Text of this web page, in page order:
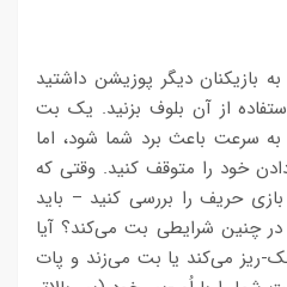
بازیکنان دیگر پوزیشن داشتید
با استفاده از آن بلوف بزنید. یک بت
سرعت باعث برد شما شود، اما
خود را متوقف کنید. وقتی که
حریف را بررسی کنید – باید
در چنین شرایطی بت می‌کند؟ آیا
ریز می‌کند یا بت می‌زند و پات